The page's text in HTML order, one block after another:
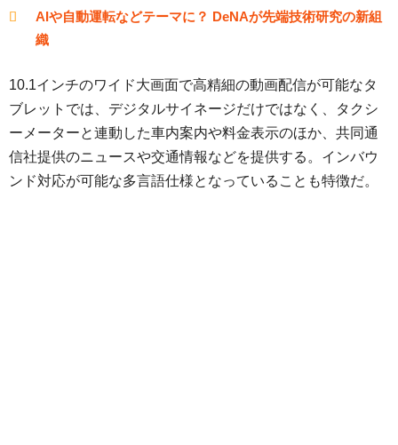
AIや自動運転などテーマに？ DeNAが先端技術研究の新組
織
10.1インチのワイド大画面で高精細の動画配信が可能なタ
ブレットでは、デジタルサイネージだけではなく、タクシ
ーメーターと連動した車内案内や料金表示のほか、共同通
信社提供のニュースや交通情報などを提供する。インバウ
ンド対応が可能な多言語仕様となっていることも特徴だ。